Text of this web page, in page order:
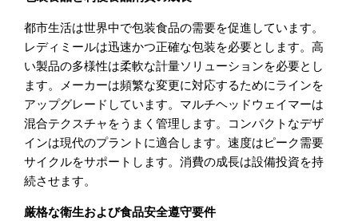
都市生活は世界中で包装食品の需要を促進しています。
レディミールは迅速かつ正確な包装を必要とします。高
い製品の多様性は柔軟な計量ソリューションを必要とし
ます。メーカーは頻繁な変更に対応するためにラインを
アップグレードしています。マルチヘッドウェイマーは
混合テクスチャをうまく管理します。コンパクトなデザ
インは現代のプラントに適合します。速度はピーク需要
サイクルをサポートします。消費の成長は設備投資を持
続させます。
厳格な衛生および食品安全遵守要件